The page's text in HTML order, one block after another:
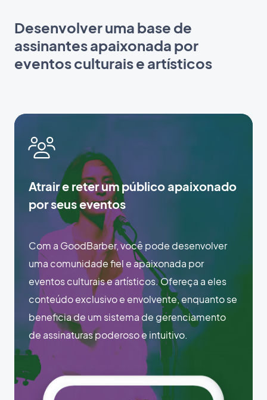
Desenvolver uma base de
assinantes apaixonada por
eventos culturais e artísticos
Atrair e reter um público apaixonado
por seus eventos
Com a GoodBarber, você pode desenvolver
uma comunidade fiel e apaixonada por
eventos culturais e artísticos. Ofereça a eles
conteúdo exclusivo e envolvente, enquanto se
beneficia de um sistema de gerenciamento
de assinaturas poderoso e intuitivo.